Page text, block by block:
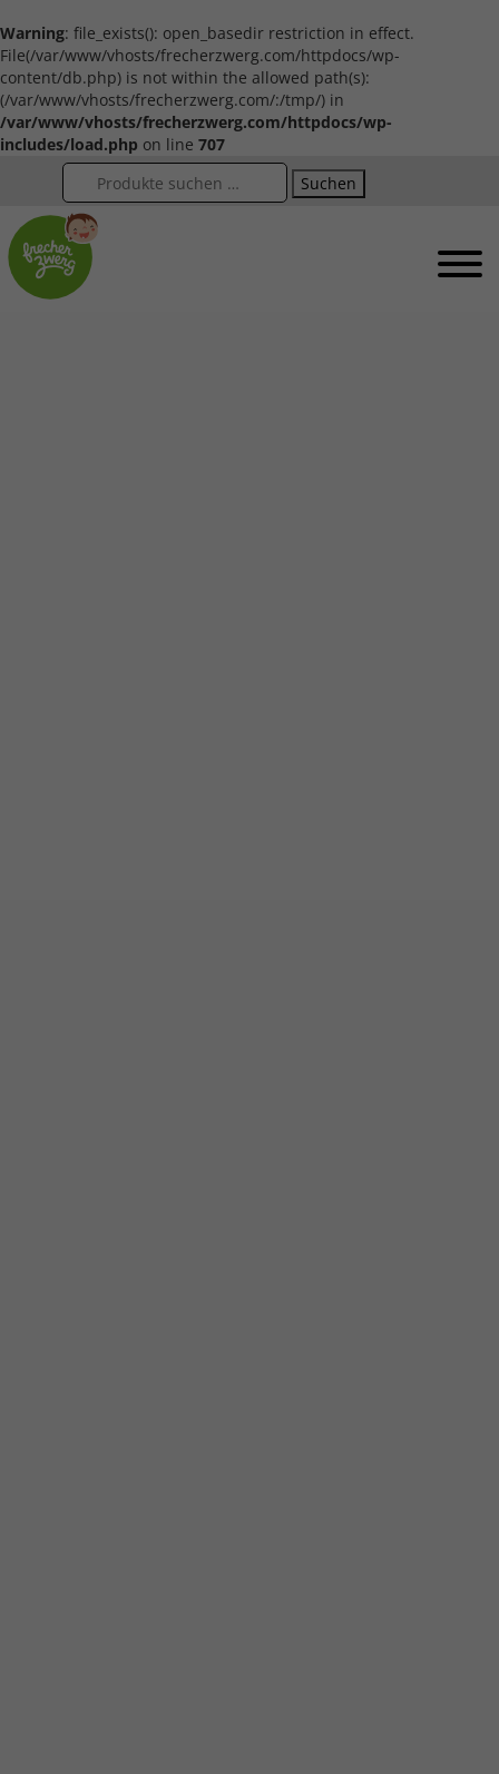
Warning: file_exists(): open_basedir restriction in effect.
File(/var/www/vhosts/frecherzwerg.com/httpdocs/wp-
content/db.php) is not within the allowed path(s):
(/var/www/vhosts/frecherzwerg.com/:/tmp/) in
/var/www/vhosts/frecherzwerg.com/httpdocs/wp-
includes/load.php on line 707
Suchen